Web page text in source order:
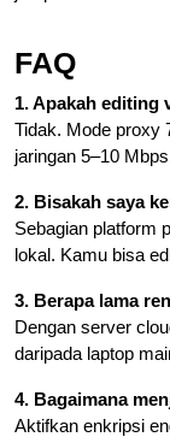
FAQ
1. Apakah editing
Tidak. Mode proxy
jaringan 5–10
2. Bisakah saya
Sebagian platform
lokal. Kamu bisa
3. Berapa lama
Dengan server
daripada laptop
4. Bagaimana
Aktifkan enkripsi